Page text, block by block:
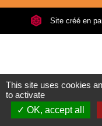
Site créé en
This site uses cookies
to activate
OK, accept all